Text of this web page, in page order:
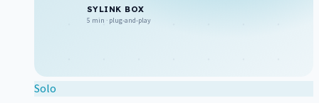
SYLINK BOX
5 min · plug-and-play
Solo